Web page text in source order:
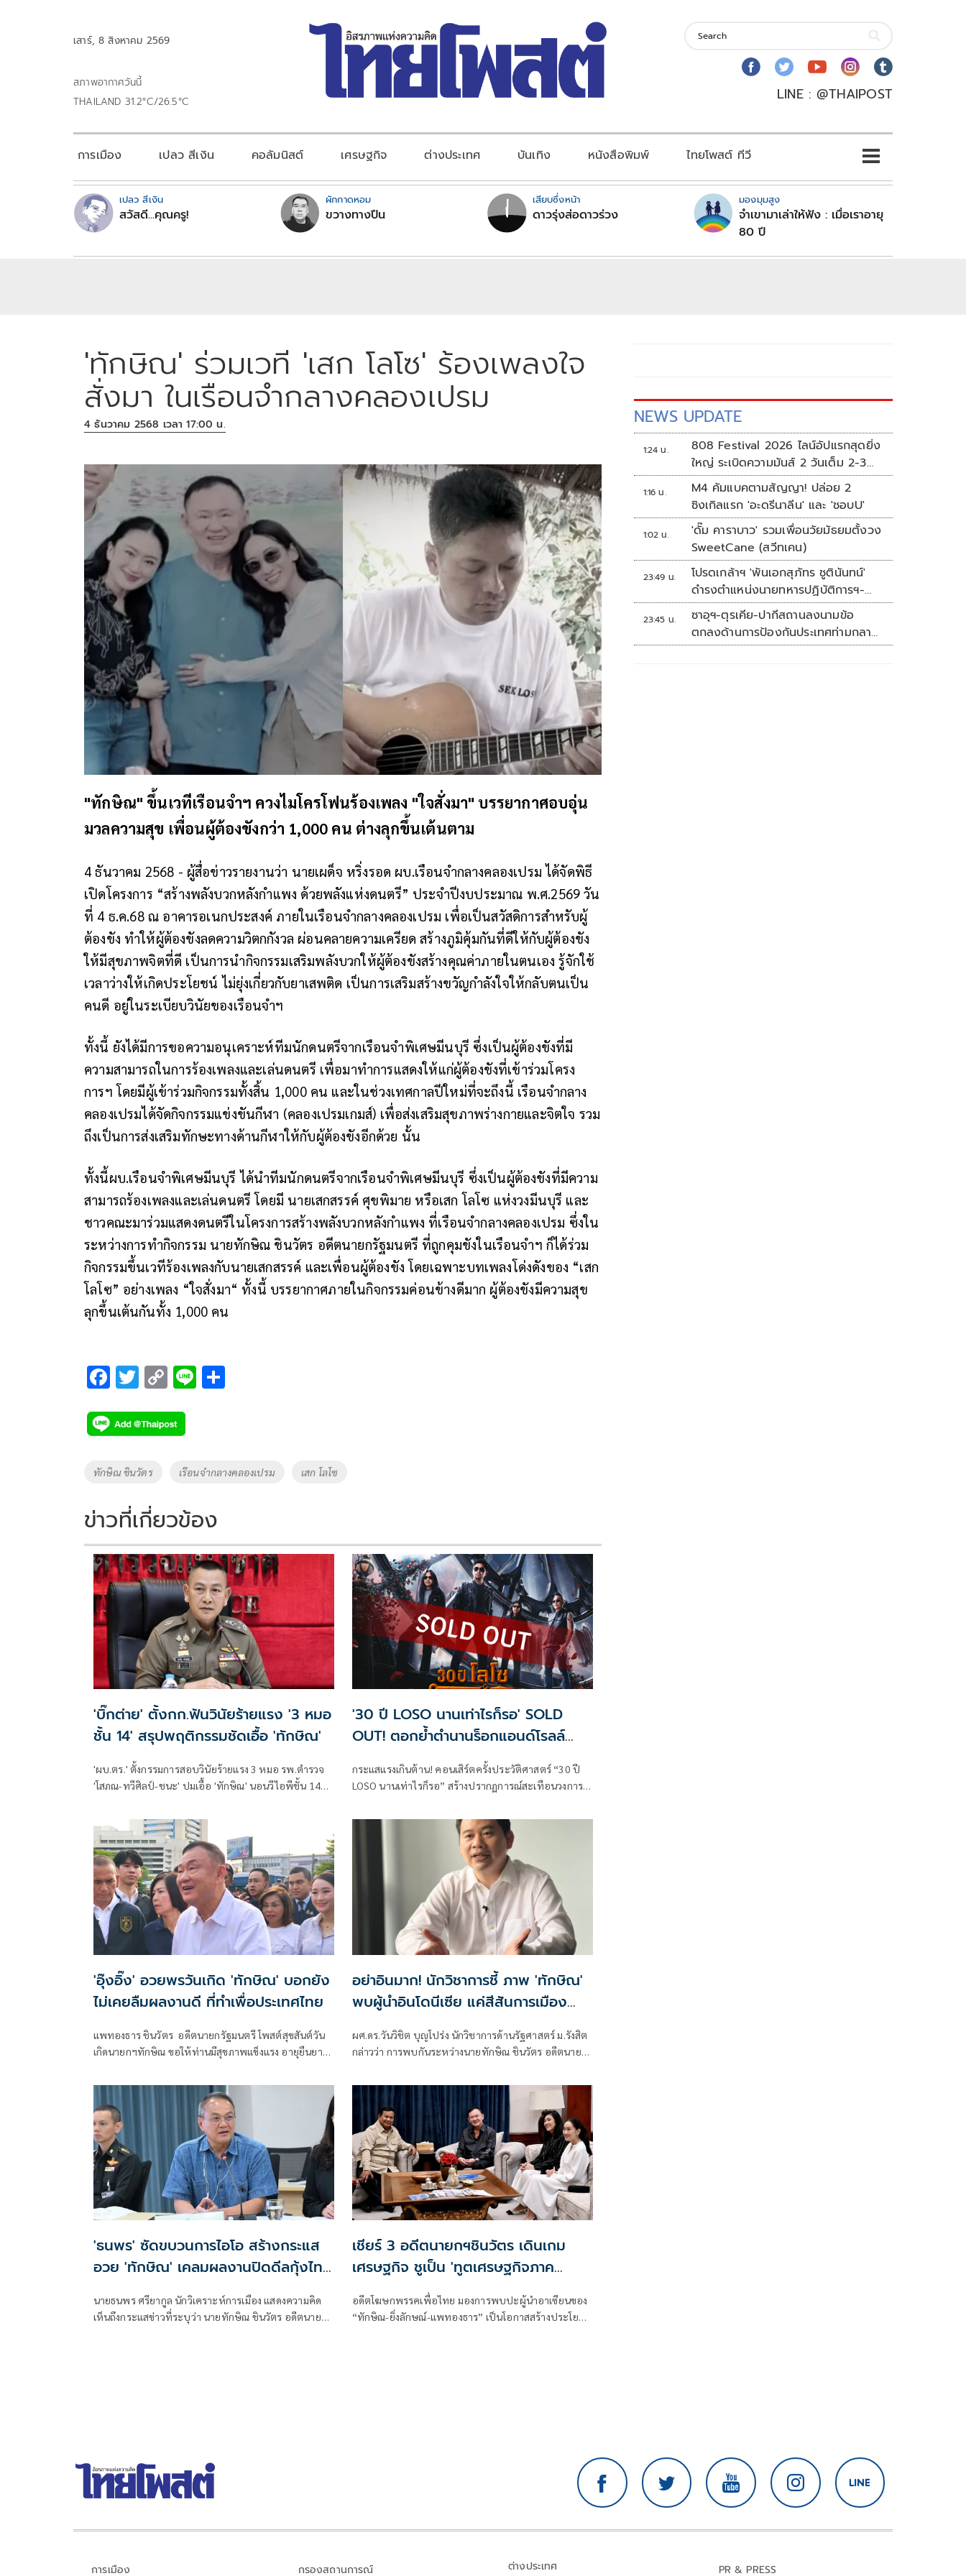
เสาร์, 8 สิงหาคม 2569
สภาพอากาศวันนี้
THAILAND 31.2°C/26.5°C
LINE : @THAIPOST
การเมือง เปลว สีเงิน คอลัมนิสต์ เศรษฐกิจ ต่างประเทศ บันเทิง หนังสือพิมพ์ ไทยโพสต์ ทีวี
เปลว สีเงิน
สวัสดี...คุณครู!
ผักกาดหอม
ขวางทางปืน
เสียบซึ่งหน้า
ดาวรุ่งส่อดาวร่วง
มองมุมสูง
จำเขามาเล่าให้ฟัง : เมื่อเราอายุ
80 ปี
'ทักษิณ' ร่วมเวที 'เสก โลโซ' ร้องเพลงใจ
สั่งมา ในเรือนจำกลางคลองเปรม
4 ธันวาคม 2568 เวลา 17:00 น.
"ทักษิณ" ขึ้นเวทีเรือนจำฯ ควงไมโครโฟนร้องเพลง "ใจสั่งมา" บรรยากาศอบอุ่น
มวลความสุข เพื่อนผู้ต้องขังกว่า 1,000 คน ต่างลุกขึ้นเต้นตาม
4 ธันวาคม 2568 - ผู้สื่อข่าวรายงานว่า นายเผด็จ หริ่งรอด ผบ.เรือนจำกลางคลองเปรม ได้จัดพิธี
เปิดโครงการ “สร้างพลังบวกหลังกำแพง ด้วยพลังแห่งดนตรี” ประจำปีงบประมาณ พ.ศ.2569 วัน
ที่ 4 ธ.ค.68 ณ อาคารอเนกประสงค์ ภายในเรือนจำกลางคลองเปรม เพื่อเป็นสวัสดิการสำหรับผู้
ต้องขัง ทำให้ผู้ต้องขังลดความวิตกกังวล ผ่อนคลายความเครียด สร้างภูมิคุ้มกันที่ดีให้กับผู้ต้องขัง
ให้มีสุขภาพจิตที่ดี เป็นการนำกิจกรรมเสริมพลังบวกให้ผู้ต้องขังสร้างคุณค่าภายในตนเอง รู้จักใช้
เวลาว่างให้เกิดประโยชน์ ไม่ยุ่งเกี่ยวกับยาเสพติด เป็นการเสริมสร้างขวัญกำลังใจให้กลับตนเป็น
คนดี อยู่ในระเบียบวินัยของเรือนจำฯ
ทั้งนี้ ยังได้มีการขอความอนุเคราะห์ทีมนักดนตรีจากเรือนจำพิเศษมีนบุรี ซึ่งเป็นผู้ต้องขังที่มี
ความสามารถในการร้องเพลงและเล่นดนตรี เพื่อมาทำการแสดงให้แก่ผู้ต้องขังที่เข้าร่วมโครง
การฯ โดยมีผู้เข้าร่วมกิจกรรมทั้งสิ้น 1,000 คน และในช่วงเทศกาลปีใหม่ที่จะถึงนี้ เรือนจำกลาง
คลองเปรมได้จัดกิจกรรมแข่งขันกีฬา (คลองเปรมเกมส์) เพื่อส่งเสริมสุขภาพร่างกายและจิตใจ รวม
ถึงเป็นการส่งเสริมทักษะทางด้านกีฬาให้กับผู้ต้องขังอีกด้วย นั้น
ทั้งนี้ผบ.เรือนจำพิเศษมีนบุรี ได้นำทีมนักดนตรีจากเรือนจำพิเศษมีนบุรี ซึ่งเป็นผู้ต้องขังที่มีความ
สามารถร้องเพลงและเล่นดนตรี โดยมี นายเสกสรรค์ ศุขพิมาย หรือเสก โลโซ แห่งวงมีนบุรี และ
ชาวคณะมาร่วมแสดงดนตรีในโครงการสร้างพลังบวกหลังกำแพง ที่เรือนจำกลางคลองเปรม ซึ่งใน
ระหว่างการทำกิจกรรม นายทักษิณ ชินวัตร อดีตนายกรัฐมนตรี ที่ถูกคุมขังในเรือนจำฯ ก็ได้ร่วม
กิจกรรมขึ้นเวทีร้องเพลงกับนายเสกสรรค์ และเพื่อนผู้ต้องขัง โดยเฉพาะบทเพลงโด่งดังของ “เสก
โลโซ” อย่างเพลง “ใจสั่งมา“ ทั้งนี้ บรรยากาศภายในกิจกรรมค่อนข้างดีมาก ผู้ต้องขังมีความสุข
ลุกขึ้นเต้นกันทั้ง 1,000 คน
F
e
b
o
k
T
tt
er
C
p
y
Li
k
Li
Tags
ทักษิณ ชินวัตร เรือนจำกลางคลองเปรม เสก โลโซ
ข่าวที่เกี่ยวข้อง
'บิ๊กต่าย' ตั้งกก.ฟันวินัยร้ายแรง '3 หมอ
ชั้น 14' สรุปพฤติกรรมชัดเอื้อ 'ทักษิณ'
'ผบ.ตร.' ตั้งกรรมการสอบวินัยร้ายแรง 3 หมอ รพ.ตำรวจ
'โสภณ-ทวีศิลป์-ชนะ' ปมเอื้อ 'ทักษิณ' นอนวีไอพีชั้น 14
'30 ปี LOSO นานเท่าไรก็รอ' SOLD
OUT! ตอกย้ำตำนานร็อกแอนด์โรลล์
กระแสแรงเกินต้าน! คอนเสิร์ตครั้งประวัติศาสตร์ “30 ปี
LOSO นานเท่าไรก็รอ” สร้างปรากฏการณ์สะเทือนวงการ
OUT สะท้อนพลังศรัทธาและความคิดถึงที่มีต่อวงร็อก
ระดับตำนานอย่าง LOSO ได้อย่างชัดเจน
'อุ๊งอิ๊ง' อวยพรวันเกิด 'ทักษิณ' บอกยัง
ไม่เคยลืมผลงานดี ที่ทำเพื่อประเทศไทย
แพทองธาร ชินวัตร อดีตนายกรัฐมนตรี โพสต์สุขสันต์วัน
เกิดนายกฯทักษิณ ขอให้ท่านมีสุขภาพแข็งแรง อายุยืนยาว
อย่าอินมาก! นักวิชาการชี้ ภาพ 'ทักษิณ'
พบผู้นำอินโดนีเซีย แค่สีสันการเมือง
ไม่ใช่แปลก ย้ำ นานาชาติเข้าใจ นายกฯ-
ผศ.ดร.วันวิชิต บุญโปร่ง นักวิชาการด้านรัฐศาสตร์ ม.รังสิต
กล่าวว่า การพบกันระหว่างนายทักษิณ ชินวัตร อดีตนายก
อินโดนีเซีย ไม่ใช่เรื่องผิดปกติ เพราะทั้งสองมีความสัมพันธ์
ส่วนตัวที่สั่งสมมาเป็นเวลานาน ภาพที่ออกมา เป็นสีสัน
การเมืองเท่านั้น
'ธนพร' ซัดขบวนการไอโอ สร้างกระแส
อวย 'ทักษิณ' เคลมผลงานปิดดีลกุ้งไทย
นายธนพร ศรียากูล นักวิเคราะห์การเมือง แสดงความคิด
เห็นถึงกระแสข่าวที่ระบุว่า นายทักษิณ ชินวัตร อดีตนายก
เชียร์ 3 อดีตนายกฯชินวัตร เดินเกม
เศรษฐกิจ ชูเป็น 'ทูตเศรษฐกิจภาค
อดีตโฆษกพรรคเพื่อไทย มองการพบปะผู้นำอาเซียนของ
“ทักษิณ-ยิ่งลักษณ์-แพทองธาร” เป็นโอกาสสร้างประโยชน์
NEWS UPDATE
1:24 น.
808 Festival 2026 ไลน์อัปแรกสุดยิ่ง
ใหญ่ ระเบิดความมันส์ 2 วันเต็ม 2-3
ต.ค.นี้
1:16 น.
M4 คัมแบคตามสัญญา! ปล่อย 2
ซิงเกิลแรก 'อะดรีนาลีน' และ 'ชอบU'
1:02 น.
'ดั๊ม คาราบาว' รวมเพื่อนวัยมัธยมตั้งวง
SweetCane (สวีทเคน)
23:49 น.
โปรดเกล้าฯ 'พันเอกสุภัทร ชูตินันทน์'
ดำรงตำแหน่งนายทหารปฏิบัติการฯ-
พระราชทานยศ 'พลตรี'
23:45 น.
ซาอุฯ-ตุรเคีย-ปากีสถานลงนามข้อ
ตกลงด้านการป้องกันประเทศท่ามกลาง
สงครามในภูมิภาค
การเมือง กรองสถานการณ์ ต่างประเทศ PR & PRESS